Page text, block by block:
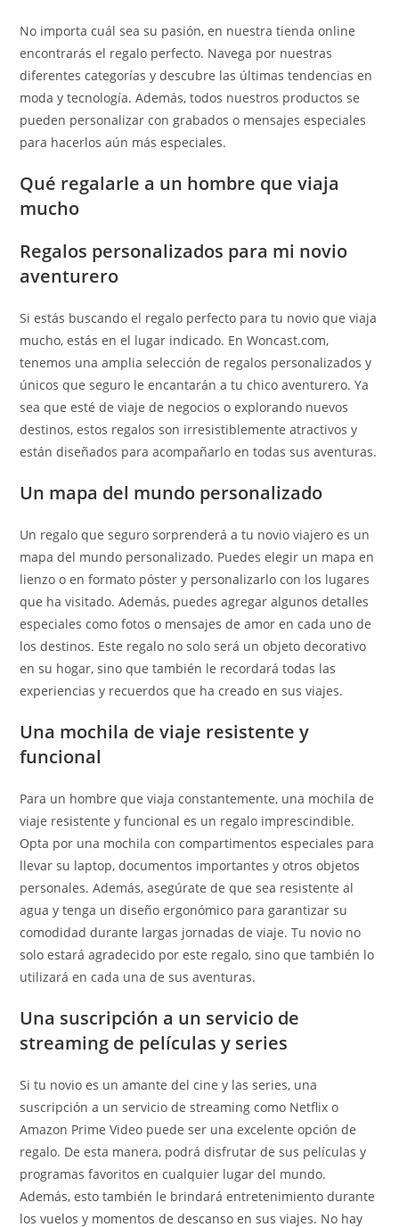
No importa cuál sea su pasión, en nuestra tienda online
encontrarás el regalo perfecto. Navega por nuestras
diferentes categorías y descubre las últimas tendencias en
moda y tecnología. Además, todos nuestros productos se
pueden personalizar con grabados o mensajes especiales
para hacerlos aún más especiales.
Qué regalarle a un hombre que viaja
mucho
Regalos personalizados para mi novio
aventurero
Si estás buscando el regalo perfecto para tu novio que viaja
mucho, estás en el lugar indicado. En Woncast.com,
tenemos una amplia selección de regalos personalizados y
únicos que seguro le encantarán a tu chico aventurero. Ya
sea que esté de viaje de negocios o explorando nuevos
destinos, estos regalos son irresistiblemente atractivos y
están diseñados para acompañarlo en todas sus aventuras.
Un mapa del mundo personalizado
Un regalo que seguro sorprenderá a tu novio viajero es un
mapa del mundo personalizado. Puedes elegir un mapa en
lienzo o en formato póster y personalizarlo con los lugares
que ha visitado. Además, puedes agregar algunos detalles
especiales como fotos o mensajes de amor en cada uno de
los destinos. Este regalo no solo será un objeto decorativo
en su hogar, sino que también le recordará todas las
experiencias y recuerdos que ha creado en sus viajes.
Una mochila de viaje resistente y
funcional
Para un hombre que viaja constantemente, una mochila de
viaje resistente y funcional es un regalo imprescindible.
Opta por una mochila con compartimentos especiales para
llevar su laptop, documentos importantes y otros objetos
personales. Además, asegúrate de que sea resistente al
agua y tenga un diseño ergonómico para garantizar su
comodidad durante largas jornadas de viaje. Tu novio no
solo estará agradecido por este regalo, sino que también lo
utilizará en cada una de sus aventuras.
Una suscripción a un servicio de
streaming de películas y series
Si tu novio es un amante del cine y las series, una
suscripción a un servicio de streaming como Netflix o
Amazon Prime Video puede ser una excelente opción de
regalo. De esta manera, podrá disfrutar de sus películas y
programas favoritos en cualquier lugar del mundo.
Además, esto también le brindará entretenimiento durante
los vuelos y momentos de descanso en sus viajes. No hay